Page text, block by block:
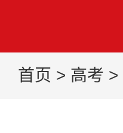
首页 > 高考 >